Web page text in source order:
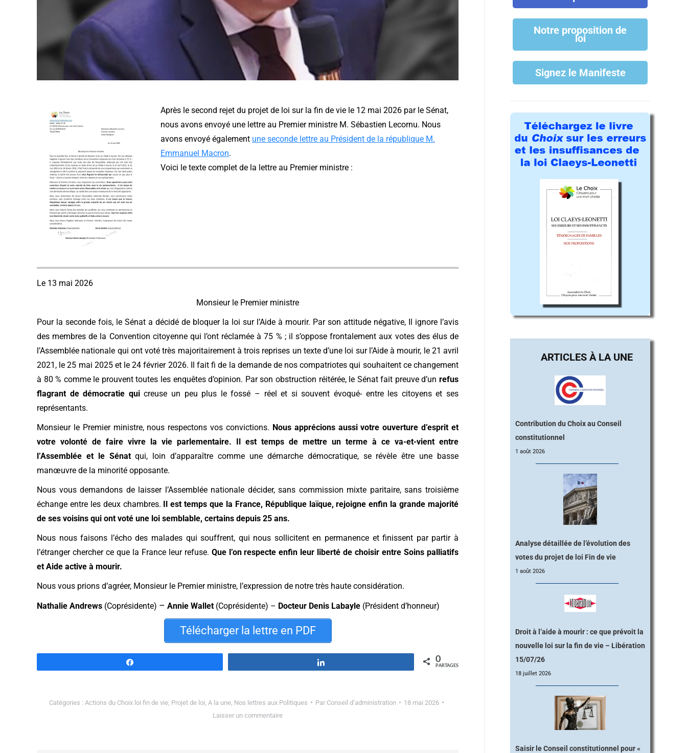
Après le second rejet du projet de loi sur la fin de vie le 12 mai 2026 par le Sénat,
nous avons envoyé une lettre au Premier ministre M. Sébastien Lecornu. Nous
avons envoyé également une seconde lettre au Président de la république M.
Emmanuel Macron.
Voici le texte complet de la lettre au Premier ministre :
Le 13 mai 2026
Monsieur le Premier ministre
Pour la seconde fois, le Sénat a décidé de bloquer la loi sur l’Aide à mourir. Par son attitude négative, Il ignore l’avis
des membres de la Convention citoyenne qui l’ont réclamée à 75 % ; il s’oppose frontalement aux votes des élus de
l’Assemblée nationale qui ont voté très majoritairement à trois reprises un texte d’une loi sur l’Aide à mourir, le 21 avril
2021, le 25 mai 2025 et le 24 février 2026. Il fait fi de la demande de nos compatriotes qui souhaitent ce changement
à 80 % comme le prouvent toutes les enquêtes d’opinion. Par son obstruction réitérée, le Sénat fait preuve d’un refus
flagrant de démocratie quicreuse un peu plus le fossé – réel et si souvent évoqué- entre les citoyens et ses
représentants.
Monsieur le Premier ministre, nous respectons vos convictions. Nous apprécions aussi votre ouverture d’esprit et
votre volonté de faire vivre la vie parlementaire. Il est temps de mettre un terme à ce va-et-vient entre
l’Assemblée et le Sénatqui, loin d’apparaître comme une démarche démocratique, se révèle être une basse
manœuvre de la minorité opposante.
Nous vous demandons de laisser l’Assemblée nationale décider, sans commission mixte paritaire,sans troisième
échange entre les deux chambres. Il est temps que la France, République laïque, rejoigne enfin la grande majorité
de ses voisins qui ont voté une loi semblable, certains depuis 25 ans.
Nous nous faisons l’écho des malades qui souffrent, qui nous sollicitent en permanence et finissent par partir à
l’étranger chercher ce que la France leur refuse. Que l’on respecte enfin leur liberté de choisir entre Soins palliatifs
et Aide active à mourir.
Nous vous prions d’agréer, Monsieur le Premier ministre, l’expression de notre très haute considération.
Nathalie Andrews (Coprésidente) – Annie Wallet (Coprésidente) – Docteur Denis Labayle (Président d’honneur)
Télécharger la lettre en PDF
0
PARTAGES
Catégories : Actions du Choix loi fin de vie, Projet de loi A la une, Nos lettres aux Politiques Par Conseil d’administration
18 mai 2026
Laisser un commentaire
Notre proposition de
loi
Signez le Manifeste
Contribution du Choix au Conseil
constitutionnel
1 août 2026
Analyse détaillée de l’évolution des
votes du projet de loi Fin de vie
1 août 2026
Droit à l’aide à mourir : ce que prévoit la
nouvelle loi sur la fin de vie – Libération
15/07/26
18 juillet 2026
Saisir le Conseil constitutionnel pour «